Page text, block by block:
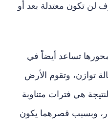
لن تكون معتدلة بعد أو
تساعد أيضاً في
توازن، وتقوم الأرض
ساعة، والنتيجة هي فترات متناوبة
وبسبب قصرهما يكون